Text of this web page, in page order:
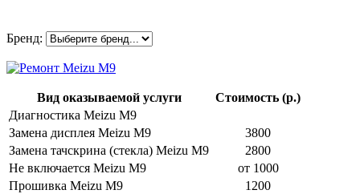
Бренд:
Вид оказываемой услуги
Стоимость (р.)
Диагностика Meizu M9
Замена дисплея Meizu M9
3800
Замена тачскрина (стекла) Meizu M9
2800
Не включается Meizu M9
от 1000
Прошивка Meizu M9
1200